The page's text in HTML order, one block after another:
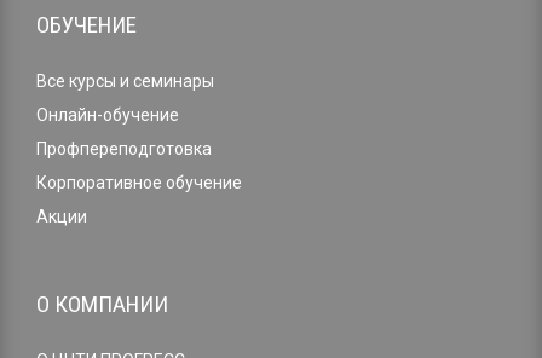
ОБУЧЕНИЕ
Все курсы и семинары
Онлайн-обучение
Профпереподготовка
Корпоративное обучение
Акции
О КОМПАНИИ